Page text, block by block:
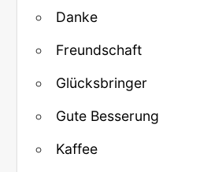
Danke
Freundschaft
Glücksbringer
Gute Besserung
Kaffee